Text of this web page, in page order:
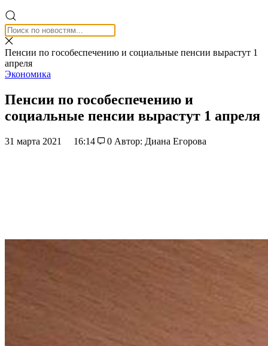
Пенсии по гособеспечению и социальные пенсии вырастут 1
апреля
Экономика
Пенсии по гособеспечению и
социальные пенсии вырастут 1 апреля
31 марта 2021 16:14 0 Автор: Диана Егорова